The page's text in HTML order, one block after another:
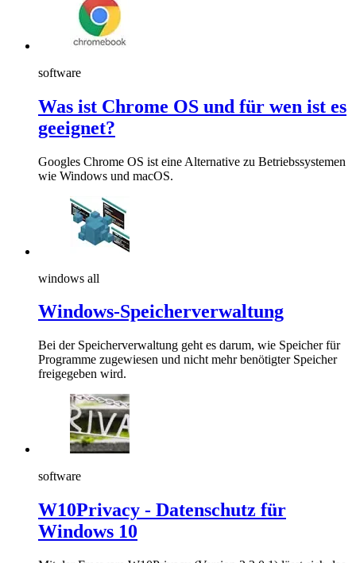
software
Was ist Chrome OS und für wen ist es
geeignet?
Googles Chrome OS ist eine Alternative zu Betriebssystemen
wie Windows und macOS.
windows all
Windows-Speicherverwaltung
Bei der Speicherverwaltung geht es darum, wie Speicher für
Programme zugewiesen und nicht mehr benötigter Speicher
freigegeben wird.
software
W10Privacy - Datenschutz für
Windows 10